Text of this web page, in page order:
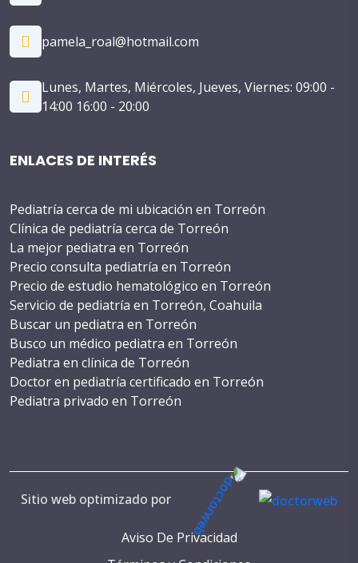
pamela_roal@hotmail.com
Lunes, Martes, Miércoles, Jueves, Viernes: 09:00 -
14:00 16:00 - 20:00
ENLACES DE INTERÉS
Pediatría cerca de mi ubicación en Torreón
Clínica de pediatría cerca de Torreón
La mejor pediatra en Torreón
Precio consulta pediatría en Torreón
Precio de estudio hematológico en Torreón
Servicio de pediatría en Torreón, Coahuila
Buscar un pediatra en Torreón
Busco un médico pediatra en Torreón
Pediatra en clínica de Torreón
Doctor en pediatría certificado en Torreón
Pediatra privado en Torreón
Consulta con pediatra en Torreón
Cita con pediatra en Torreón
Numeros de pediatras en Torreón
Pediatria reconocida en Torreón
Sitio web optimizado por
Aviso De Privacidad